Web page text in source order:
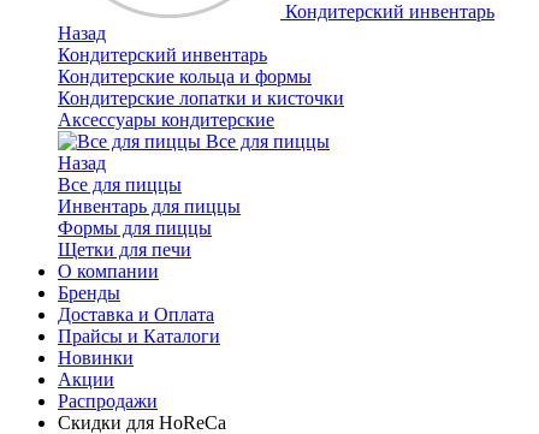
Кондитерский инвентарь
Назад
Кондитерский инвентарь
Кондитерские кольца и формы
Кондитерские лопатки и кисточки
Аксессуары кондитерские
Все для пиццы
Назад
Все для пиццы
Инвентарь для пиццы
Формы для пиццы
Щетки для печи
О компании
Бренды
Доставка и Оплата
Прайсы и Каталоги
Новинки
Акции
Распродажи
Скидки для HoReCa